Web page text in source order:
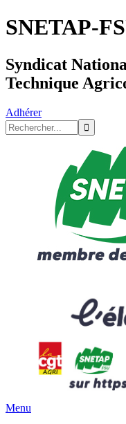
SNETAP-
Syndicat
Technique
Adhérer
Menu